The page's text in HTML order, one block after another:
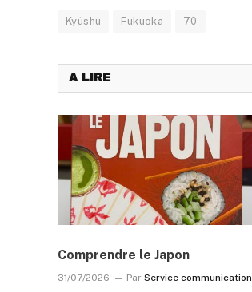
Kyûshû Fukuoka 70
A LIRE
Comprendre le Japon
31/07/2026 Par Service communication